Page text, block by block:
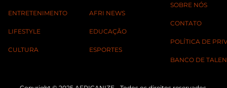
ENTRETENIMENTO
LIFESTYLE
CULTURA
AFRI NEWS
EDUCAÇÃO
ESPORTES
SOBRE NÓS
CONTATO
POLÍTICA DE
BANCO DE